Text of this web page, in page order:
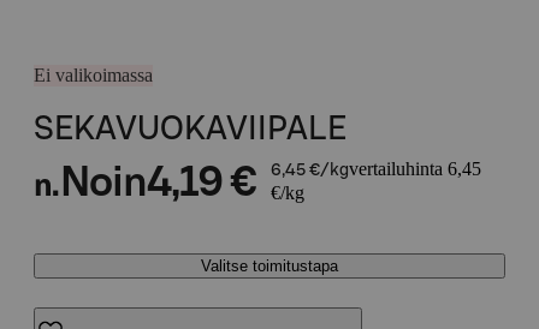
Ei valikoimassa
SEKAVUOKAVIIPALE
n. Noin4,19 € 6,45 €/kgvertailuhinta 6,45
€/kg
Valitse toimitustapa